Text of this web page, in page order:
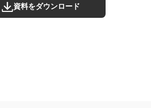
資料をダウンロード